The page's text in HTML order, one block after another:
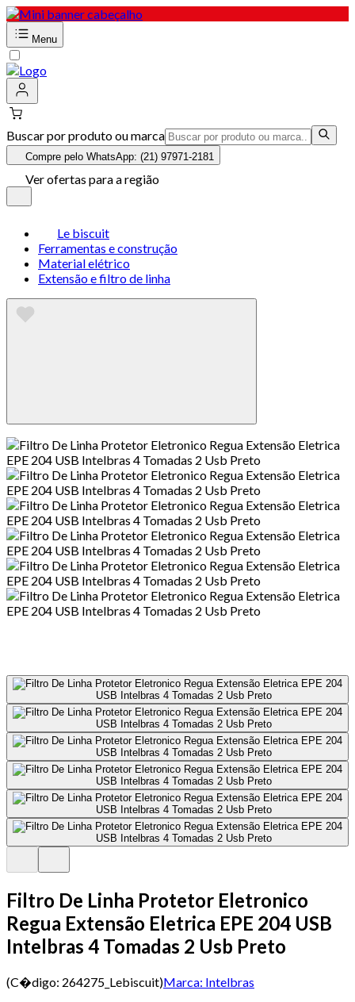
Menu
Buscar por produto ou marca
Compre pelo WhatsApp: (21) 97971-2181
Ver ofertas para a região
Le biscuit
Ferramentas e construção
Material elétrico
Extensão e filtro de linha
Filtro De Linha Protetor Eletronico
Regua Extensão Eletrica EPE 204 USB
Intelbras 4 Tomadas 2 Usb Preto
(C�digo: 264275_Lebiscuit)Marca: Intelbras